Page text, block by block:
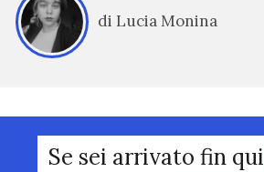
di Lucia Monina
Se sei arrivato fin qui